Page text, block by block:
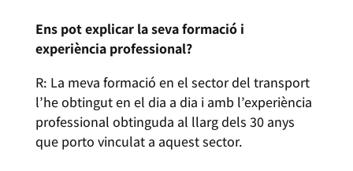
Ens pot explicar la seva formació i
experiència professional?
R: La meva formació en el sector del transport
l’he obtingut en el dia a dia i amb l’experiència
professional obtinguda al llarg dels 30 anys
que porto vinculat a aquest sector.